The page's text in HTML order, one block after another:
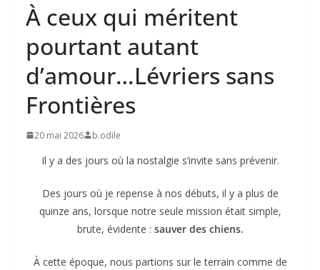
À ceux qui méritent
pourtant autant
d’amour…Lévriers sans
Frontières
20 mai 2026 b.odile
Il y a des jours où la nostalgie s’invite sans prévenir.
Des jours où je repense à nos débuts, il y a plus de
quinze ans, lorsque notre seule mission était simple,
brute, évidente : sauver des chiens.
À cette époque, nous partions sur le terrain comme de